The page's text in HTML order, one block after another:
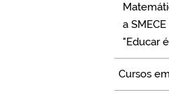
a
"Educar
Cursos